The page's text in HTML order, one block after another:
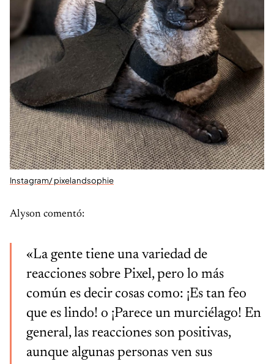
Instagram/ pixelandsophie
Alyson comentó:
«La gente tiene una variedad de
reacciones sobre Pixel, pero lo más
común es decir cosas como: ¡Es tan feo
que es lindo! o ¡Parece un murciélago! En
general, las reacciones son positivas,
aunque algunas personas ven sus